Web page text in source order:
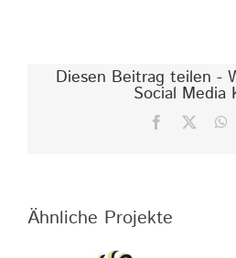
Diesen Beitrag teilen -
Social Media
Facebook
Ähnliche Projekte